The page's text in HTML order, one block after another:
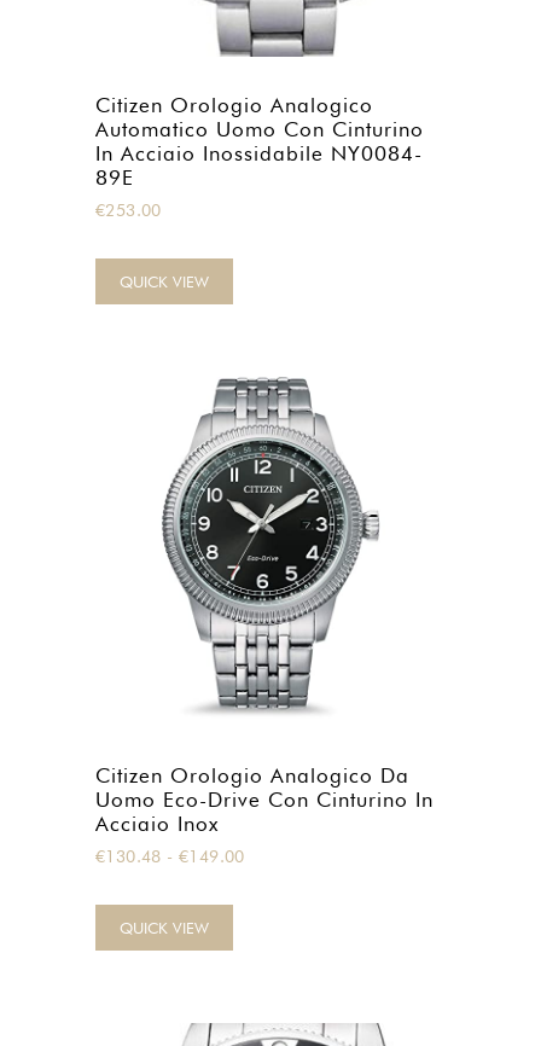
Citizen Orologio Analogico
Automatico Uomo Con Cinturino
In Acciaio Inossidabile NY0084-
89E
€253.00
QUICK VIEW
Citizen Orologio Analogico Da
Uomo Eco-Drive Con Cinturino In
Acciaio Inox
€130.48 - €149.00Fascia
€149.00
QUICK VIEW